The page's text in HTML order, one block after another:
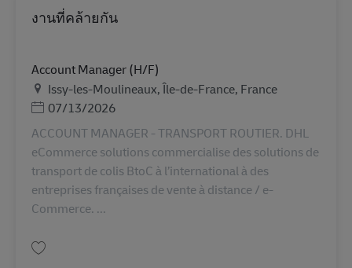
งานที่คล้ายกัน
Account Manager (H/F)
สถานที่
Issy-les-Moulineaux, Île-de-France, France
Posted Date
07/13/2026
ACCOUNT MANAGER - TRANSPORT ROUTIER. DHL
eCommerce solutions commercialise des solutions de
transport de colis BtoC à l’international à des
entreprises françaises de vente à distance / e-
Commerce. ...